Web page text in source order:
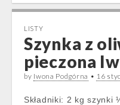
LISTY
Szynka z
pieczona
by Iwona Podgórna • 16
Składniki: 2 kg szynki